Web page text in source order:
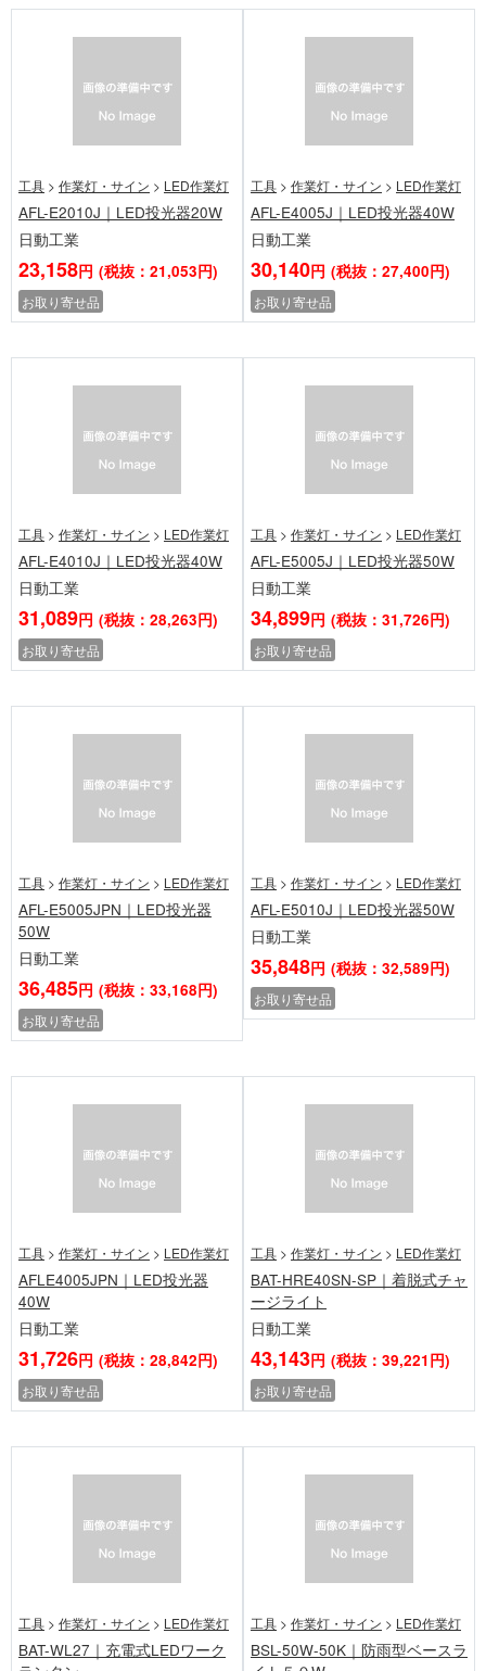
工具 > 作業灯・サイン > LED作業灯
AFL-E2010J｜LED投光器20W
日動工業
23,158円 (税抜：21,053円)
お取り寄せ品
工具 > 作業灯・サイン > LED作業灯
AFL-E4005J｜LED投光器40W
日動工業
30,140円 (税抜：27,400円)
お取り寄せ品
工具 > 作業灯・サイン > LED作業灯
AFL-E4010J｜LED投光器40W
日動工業
31,089円 (税抜：28,263円)
お取り寄せ品
工具 > 作業灯・サイン > LED作業灯
AFL-E5005J｜LED投光器50W
日動工業
34,899円 (税抜：31,726円)
お取り寄せ品
工具 > 作業灯・サイン > LED作業灯
AFL-E5005JPN｜LED投光器
50W
日動工業
36,485円 (税抜：33,168円)
お取り寄せ品
工具 > 作業灯・サイン > LED作業灯
AFL-E5010J｜LED投光器50W
日動工業
35,848円 (税抜：32,589円)
お取り寄せ品
工具 > 作業灯・サイン > LED作業灯
AFLE4005JPN｜LED投光器
40W
日動工業
31,726円 (税抜：28,842円)
お取り寄せ品
工具 > 作業灯・サイン > LED作業灯
BAT-HRE40SN-SP｜着脱式チャ
ージライト
日動工業
43,143円 (税抜：39,221円)
お取り寄せ品
工具 > 作業灯・サイン > LED作業灯
BAT-WL27｜充電式LEDワーク
工具 > 作業灯・サイン > LED作業灯
BSL-50W-50K｜防雨型ベースラ